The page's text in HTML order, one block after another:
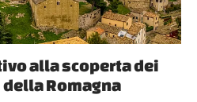
alla scoperta dei
Romagna